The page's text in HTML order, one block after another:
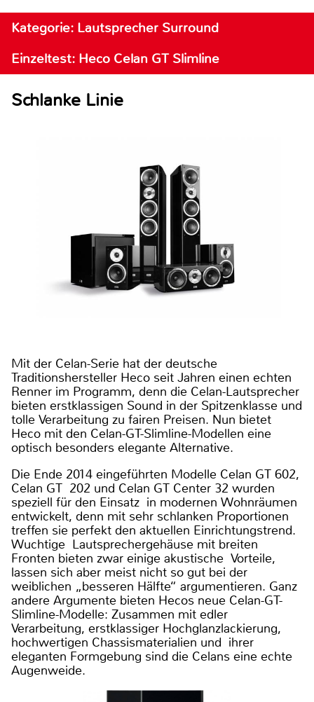
Kategorie: Lautsprecher Surround
Einzeltest: Heco Celan GT Slimline
Schlanke Linie
Mit der Celan-Serie hat der deutsche
Traditionshersteller Heco seit Jahren einen echten
Renner im Programm, denn die Celan-Lautsprecher
bieten erstklassigen Sound in der Spitzenklasse und
tolle Verarbeitung zu fairen Preisen. Nun bietet
Heco mit den Celan-GT-Slimline-Modellen eine
optisch besonders elegante Alternative.
Die Ende 2014 eingeführten Modelle Celan GT 602,
Celan GT 202 und Celan GT Center 32 wurden
speziell für den Einsatz in modernen Wohnräumen
entwickelt, denn mit sehr schlanken Proportionen
treffen sie perfekt den aktuellen Einrichtungstrend.
Wuchtige Lautsprechergehäuse mit breiten
Fronten bieten zwar einige akustische Vorteile,
lassen sich aber meist nicht so gut bei der
weiblichen „besseren Hälfte“ argumentieren. Ganz
andere Argumente bieten Hecos neue Celan-GT-
Slimline-Modelle: Zusammen mit edler
Verarbeitung, erstklassiger Hochglanzlackierung,
hochwertigen Chassismaterialien und ihrer
eleganten Formgebung sind die Celans eine echte
Augenweide.